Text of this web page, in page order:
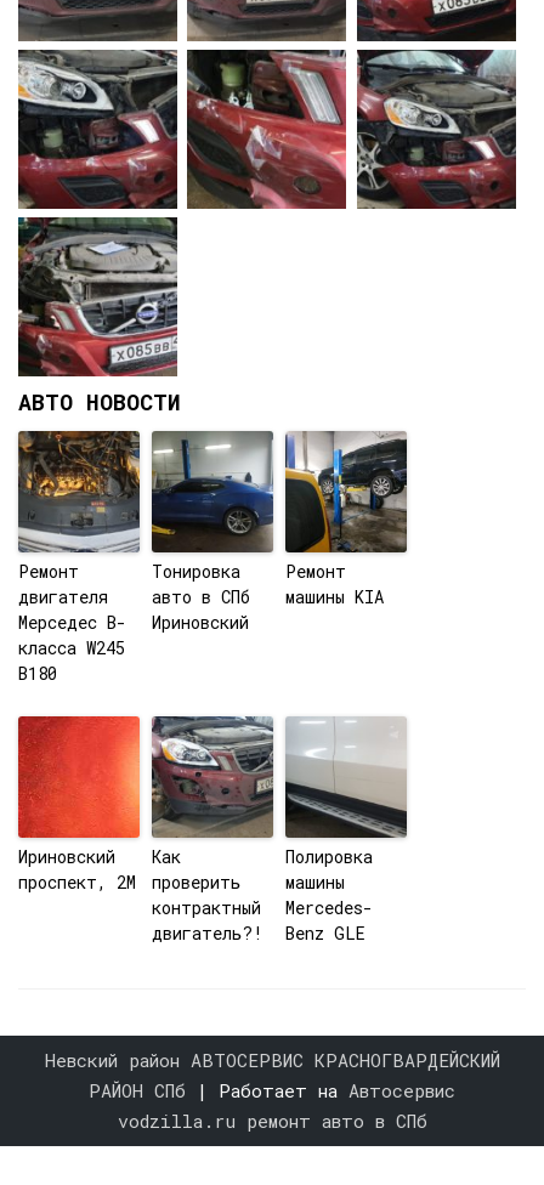
АВТО НОВОСТИ
Ремонт
двигателя
Мерседес B-
класса W245
B180
Тонировка
авто в СПб
Ириновский
Ремонт
машины KIA
Ириновский
проспект, 2М
Как
проверить
контрактный
двигатель?!
Полировка
машины
Mercedes-
Benz GLE
Невский район АВТОСЕРВИС КРАСНОГВАРДЕЙСКИЙ
РАЙОН СПб
| Работает на Автосервис
vodzilla.ru ремонт авто в СПб